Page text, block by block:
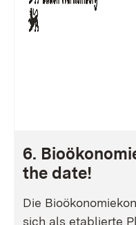
6.
the date!
Die
sich als etablierte